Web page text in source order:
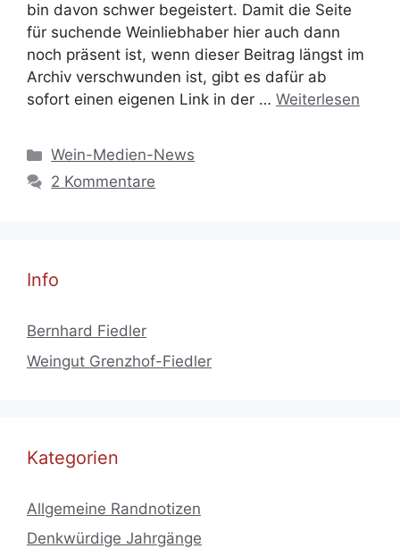
bin davon schwer begeistert. Damit die Seite
für suchende Weinliebhaber hier auch dann
noch präsent ist, wenn dieser Beitrag längst im
Archiv verschwunden ist, gibt es dafür ab
sofort einen eigenen Link in der … Weiterlesen
Kategorien
Wein-Medien-News
2 Kommentare
Info
Bernhard Fiedler
Weingut Grenzhof-Fiedler
Kategorien
Allgemeine Randnotizen
Denkwürdige Jahrgänge